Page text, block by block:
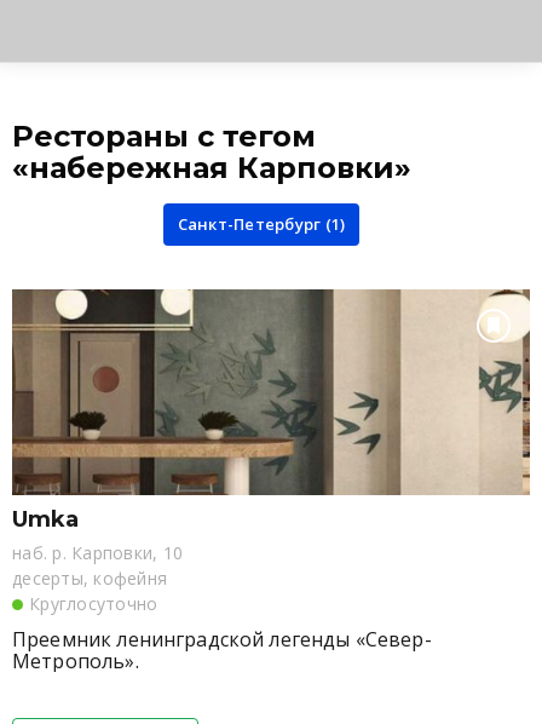
Рестораны с тегом
«набережная Карповки»
Санкт-Петербург (1)
Umka
наб. р. Карповки, 10
десерты, кофейня
Круглосуточно
Преемник ленинградской легенды «Север-
Метрополь».